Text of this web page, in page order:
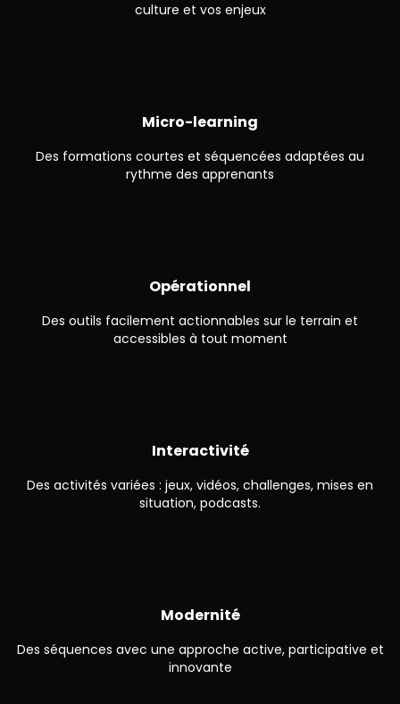
culture et vos enjeux
Micro-learning
Des formations courtes et séquencées adaptées au
rythme des apprenants
Opérationnel
Des outils facilement actionnables sur le terrain et
accessibles à tout moment
Interactivité
Des activités variées : jeux, vidéos, challenges, mises en
situation, podcasts.
Modernité
Des séquences avec une approche active, participative et
innovante